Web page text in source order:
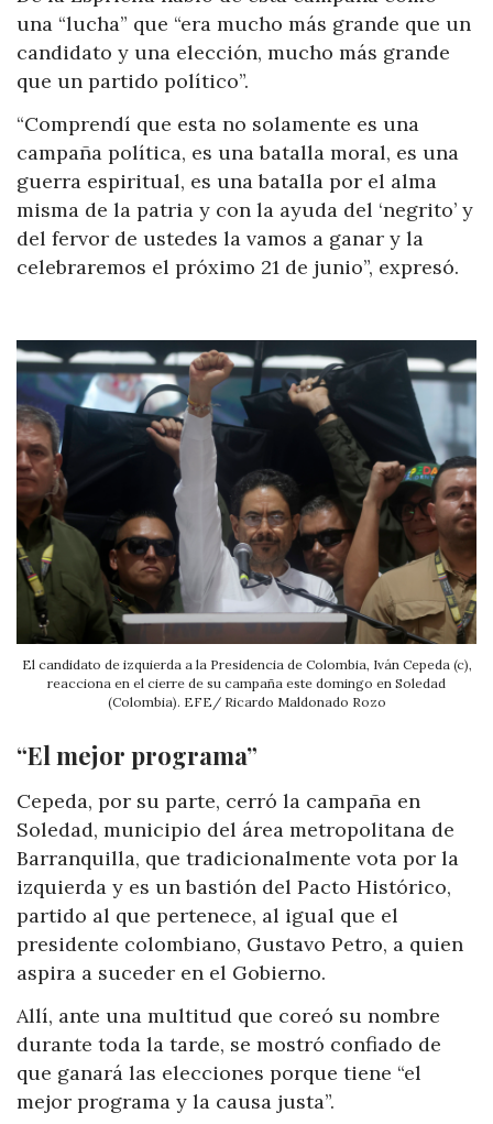
una “lucha” que “era mucho más grande que un
candidato y una elección, mucho más grande
que un partido político”.
“Comprendí que esta no solamente es una
campaña política, es una batalla moral, es una
guerra espiritual, es una batalla por el alma
misma de la patria y con la ayuda del ‘negrito’ y
del fervor de ustedes la vamos a ganar y la
celebraremos el próximo 21 de junio”, expresó.
El candidato de izquierda a la Presidencia de Colombia, Iván Cepeda (c),
reacciona en el cierre de su campaña este domingo en Soledad
(Colombia). EFE/ Ricardo Maldonado Rozo
“El mejor programa”
Cepeda, por su parte, cerró la campaña en
Soledad, municipio del área metropolitana de
Barranquilla, que tradicionalmente vota por la
izquierda y es un bastión del Pacto Histórico,
partido al que pertenece, al igual que el
presidente colombiano, Gustavo Petro, a quien
aspira a suceder en el Gobierno.
Allí, ante una multitud que coreó su nombre
durante toda la tarde, se mostró confiado de
que ganará las elecciones porque tiene “el
mejor programa y la causa justa”.